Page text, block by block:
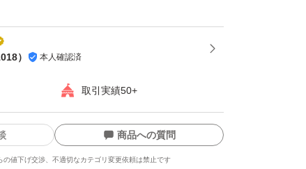
） 本人確認済
取引実績50+
商品への質問
の値下げ交渉、不適切なカテゴリ変更依頼は禁止です